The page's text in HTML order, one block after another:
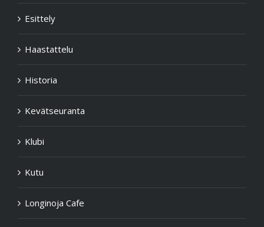
Esittely
Haastattelu
Historia
Kevätseuranta
Klubi
Kutu
Longinoja Cafe